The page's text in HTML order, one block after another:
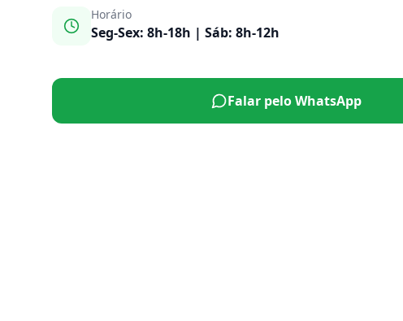
Horário
Seg-Sex: 8h-18h | Sáb: 8h-12h
Falar pelo WhatsApp